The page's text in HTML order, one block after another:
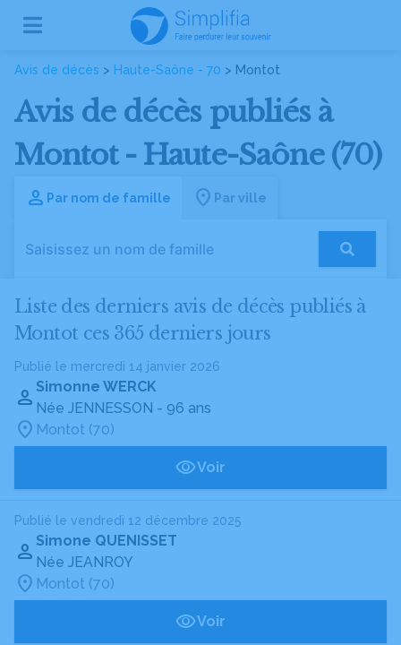
Avis de décès > Haute-Saône - 70 > Montot
Avis de décès publiés à
Montot - Haute-Saône (70)
Par nom de famille Par ville
Liste des derniers avis de décès publiés à
Montot ces 365 derniers jours
Publié le mercredi 14 janvier 2026
Simonne WERCK
Née JENNESSON - 96 ans
Montot (70)
Voir
Publié le vendredi 12 décembre 2025
Simone QUENISSET
Née JEANROY
Montot (70)
Voir